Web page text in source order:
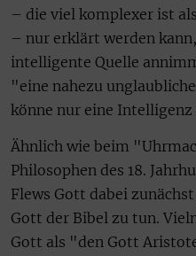
– die viel komplexer ist
– nur erklärt werden
intelligente Quelle
"eine nahezu
könne nur eine Intelligenz
Ähnlich wie beim
Philosophen des 18.
Flews Gott dabei
Gott der Bibel zu tun.
Gott als "den Gott